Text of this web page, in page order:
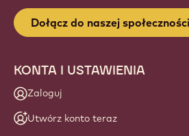
Dołącz do naszej
KONTA I USTAWIENIA
Zaloguj
Utwórz konto teraz